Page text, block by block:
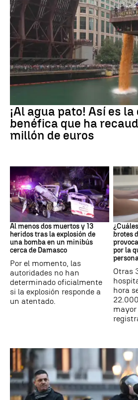
¡Al agua pato! Así es
benéfica que ha
millón de euros
SIRIA
Al menos dos muertos y 13
heridos tras la explosión de
una bomba en un minibús
cerca de Damasco
Por el momento, las
autoridades no han
determinado oficialmente
si la explosión responde a
un atentado.
Brote
brotes
por la
Otras
hora
mayor